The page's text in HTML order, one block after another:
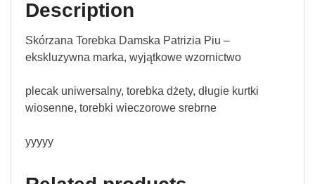
Description
Skórzana Torebka Damska Patrizia Piu –
ekskluzywna marka, wyjątkowe wzornictwo
plecak uniwersalny, torebka dżety, długie kurtki
wiosenne, torebki wieczorowe srebrne
yyyyy